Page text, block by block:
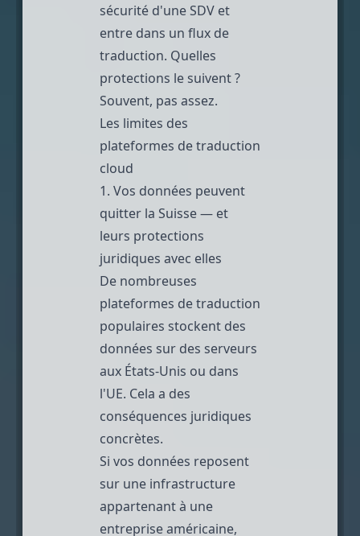
sécurité d'une SDV et
entre dans un flux de
traduction. Quelles
protections le suivent ?
Souvent, pas assez.
Les limites des
plateformes de traduction
cloud
1. Vos données peuvent
quitter la Suisse — et
leurs protections
juridiques avec elles
De nombreuses
plateformes de traduction
populaires stockent des
données sur des serveurs
aux États-Unis ou dans
l'UE. Cela a des
conséquences juridiques
concrètes.
Si vos données reposent
sur une infrastructure
appartenant à une
entreprise américaine,